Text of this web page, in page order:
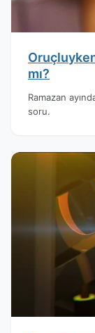
mı?
Ramazan
soru.